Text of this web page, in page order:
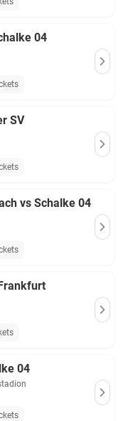
04
SV
vs Schalke 04
04